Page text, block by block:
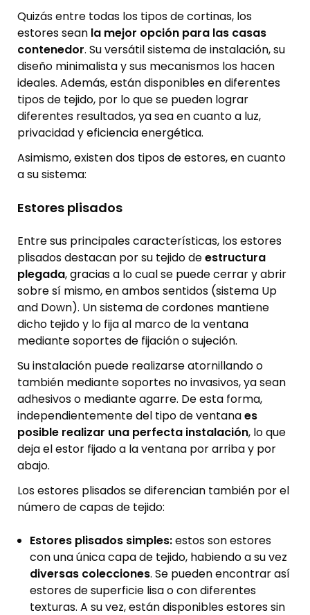
Quizás entre todas los tipos de cortinas, los
estores sean la mejor opción para las casas
contenedor. Su versátil sistema de instalación, su
diseño minimalista y sus mecanismos los hacen
ideales. Además, están disponibles en diferentes
tipos de tejido, por lo que se pueden lograr
diferentes resultados, ya sea en cuanto a luz,
privacidad y eficiencia energética.
Asimismo, existen dos tipos de estores, en cuanto
a su sistema:
Estores plisados
Entre sus principales características, los estores
plisados destacan por su tejido deestructura
plegada, gracias a lo cual se puede cerrar y abrir
sobre sí mismo, en ambos sentidos (sistema Up
and Down). Un sistema de cordones mantiene
dicho tejido y lo fija al marco de la ventana
mediante soportes de fijación o sujeción.
Su instalación puede realizarse atornillando o
también mediante soportes no invasivos, ya sean
adhesivos o mediante agarre. De esta forma,
independientemente del tipo de ventanaes
posible realizar una perfecta instalación, lo que
deja el estor fijado a la ventana por arriba y por
abajo.
Los estores plisados se diferencian también por el
número de capas de tejido:
Estores plisados simples:estos son estores
con una única capa de tejido, habiendo a su vez
diversas colecciones. Se pueden encontrar así
estores de superficie lisa o con diferentes
texturas. A su vez, están disponibles estores sin